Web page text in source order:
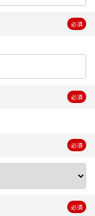
必須
必須
必須
必須